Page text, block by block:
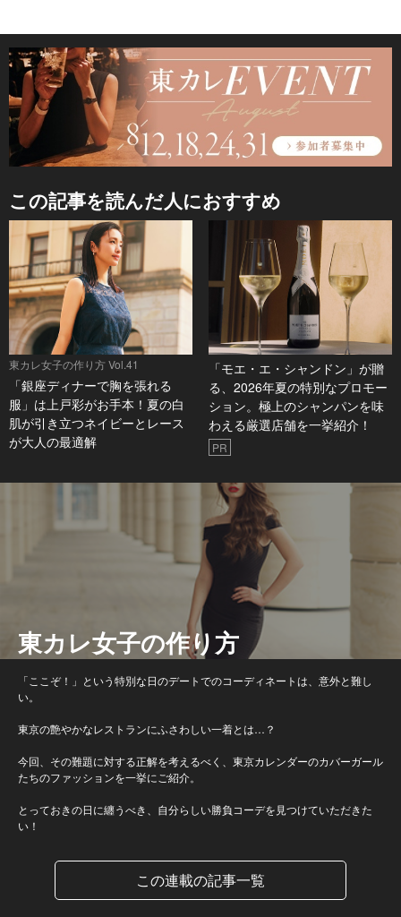
この記事を読んだ人におすすめ
東カレ女子の作り方 Vol.41
「銀座ディナーで胸を張れる
服」は上戸彩がお手本！夏の白
肌が引き立つネイビーとレース
が大人の最適解
「モエ・エ・シャンドン」が贈
る、2026年夏の特別なプロモー
ション。極上のシャンパンを味
わえる厳選店舗を一挙紹介！
PR
東カレ女子の作り方
「ここぞ！」という特別な日のデートでのコーディネートは、意外と難し
い。
東京の艶やかなレストランにふさわしい一着とは…？
今回、その難題に対する正解を考えるべく、東京カレンダーのカバーガール
たちのファッションを一挙にご紹介。
とっておきの日に纏うべき、自分らしい勝負コーデを見つけていただきた
い！
この連載の記事一覧